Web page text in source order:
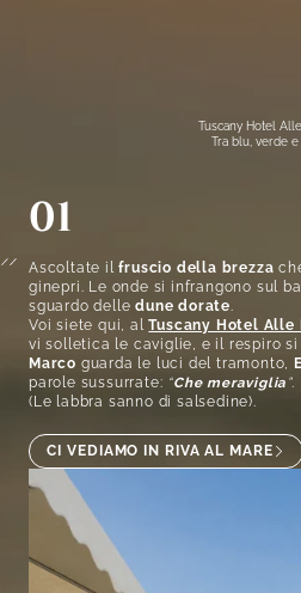
Tuscany Hotel
Tra blu, verde e
01
Ascoltate ilfruscio della brezza
ginepri. Le onde si infrangono sul
sguardo delledune dorate
Voi siete qui, alTuscany Hotel Alle
vi solletica le caviglie, e il respiro si
Marco guarda le luci del tramonto,
parole sussurrate: “Che meraviglia ”.
(Le labbra sanno di salsedine).
CI VEDIAMO IN RIVA AL MARE